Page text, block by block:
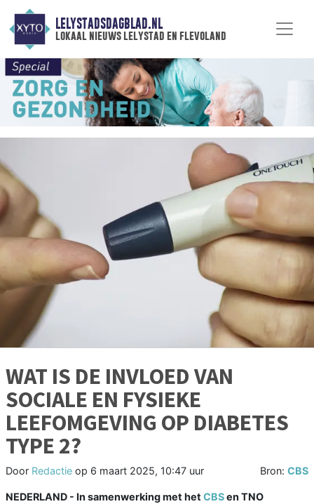
LELYSTADSDAGBLAD.NL
lokaal nieuws lelystad en flevoland
WAT IS DE INVLOED VAN
SOCIALE EN FYSIEKE
LEEFOMGEVING OP DIABETES
TYPE 2?
Door Redactie op 6 maart 2025, 10:47 uur Bron: CBS
NEDERLAND - In samenwerking met het CBSen TNO